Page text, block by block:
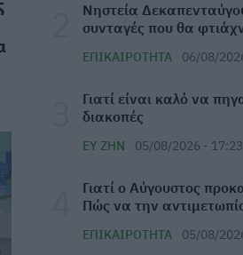
Απίστευτο κι όμως...
στους τομογράφους,
07/08/2026 - 06:00
Τι θα συμβεί στο σώμα σας
6 ώρες κάθε βράδυ
06/08/2026 -
Τα δέντρα που
τις φωτιές
06/08/2026 -
Νηστεία
συνταγές που θα
ΕΠΙΚΑΙΡΌΤΗΤΑ 06/08/
Γιατί είναι καλό να
διακοπές
ΕΥ ΖΗΝ 05/08/2026 - 17:23
Γιατί ο Αύγουστος
Πώς να την
ΕΠΙΚΑΙΡΌΤΗΤΑ 05/08/